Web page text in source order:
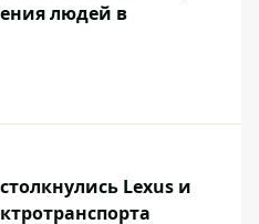
людей в
Lexus и